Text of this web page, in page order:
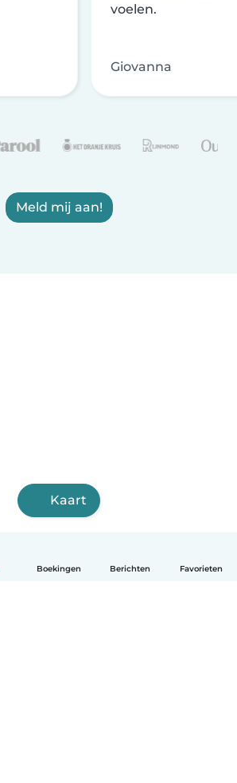
Boekingen Berichten Favorieten
voelen.
Giovanna
Meld mij aan!
Kaart